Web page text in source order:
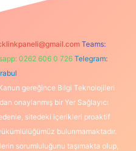
Teams:
0262 606 0 726 Telegram:
gereğince Bilgi Teknolojileri
onaylanmış bir Yer Sağlayıcı
sitedeki içerikleri proaktif
bulunmamaktadır.
sorumluluğunu taşımakta olup,